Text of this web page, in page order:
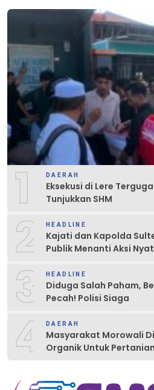
1 DAERAH
Eksekusi di Lere
Tunjukkan SHM
2 HEADLINE
Kajati dan Kapolda
Publik Menanti Aksi
3 HEADLINE
Diduga Salah Paham,
Pecah! Polisi Siaga
4 DAERAH
Masyarakat Morowali
Organik Untuk Pertanian